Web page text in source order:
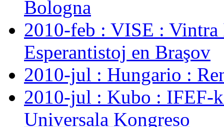
Bologna
2010-feb : VISE : Vintra
Esperantistoj en Braşov
2010-jul : Hungario :
2010-jul : Kubo : IFEF-
Universala Kongreso